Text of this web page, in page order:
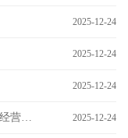
2025-12-24
2025-12-24
2025-12-24
航空设备工程事业部召开2018年度生产经营管理工作研讨会 2025-12-24